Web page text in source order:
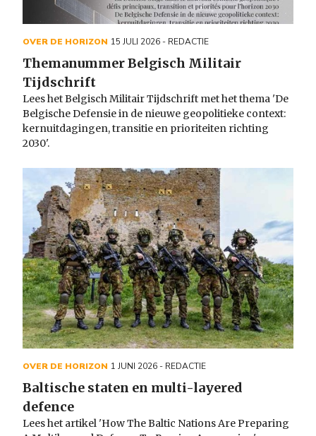
OVER DE HORIZON 15 JULI 2026- REDACTIE
Themanummer Belgisch Militair
Tijdschrift
Lees het Belgisch Militair Tijdschrift met het thema 'De
Belgische Defensie in de nieuwe geopolitieke context:
kernuitdagingen, transitie en prioriteiten richting
2030'.
OVER DE HORIZON 1 JUNI 2026- REDACTIE
Baltische staten en multi-layered
defence
Lees het artikel 'How The Baltic Nations Are Preparing